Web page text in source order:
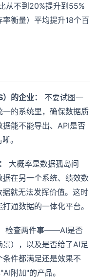
从不到20%提升到55%
衡量）平均提升18个百
的企业：
不要试图一
的系统里，确保数据质
能不能导出、API是否
。
大概率是数据孤岛问
在另一个系统、绩效数
就无法发挥价值。这时
通数据的一体化平台。
检查两件事——AI是否
），以及是否给了AI足
件都满足还是效果不
附加"的产品。